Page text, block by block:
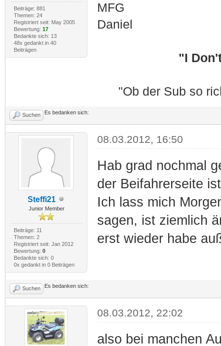
Beiträge: 881
Themen: 24
Registriert seit: May 2005
Bewertung: 17
Bedankte sich: 13
48x gedankt in 40
Beiträgen
MFG
Daniel
"I
"Ob der Sub so
Suchen Es bedanken sich:
Steffi21
Junior Member
Beiträge: 11
Themen: 2
Registriert seit: Jan 2012
Bewertung: 0
Bedankte sich: 0
0x gedankt in 0 Beiträgen
08.03.2012, 16:50
Hab grad nochmal
der Beifahrerseite
Ich lass mich
sagen, ist ziemlich
erst wieder habe
Suchen Es bedanken sich:
08.03.2012, 22:02
also bei manchen